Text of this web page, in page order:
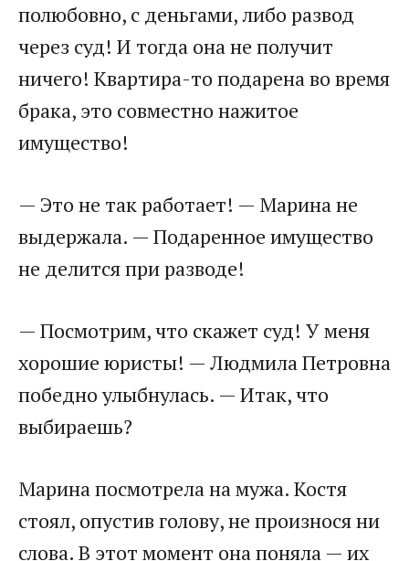
полюбовно, с деньгами, либо развод
через суд! И тогда она не получит
ничего! Квартира-то подарена во время
брака, это совместно нажитое
имущество!
— Это не так работает! — Марина не
выдержала. — Подаренное имущество
не делится при разводе!
— Посмотрим, что скажет суд! У меня
хорошие юристы! — Людмила Петровна
победно улыбнулась. — Итак, что
выбираешь?
Марина посмотрела на мужа. Костя
стоял, опустив голову, не произнося ни
слова. В этот момент она поняла — их